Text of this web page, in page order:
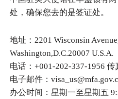
处，确保您去的是签证处。
地址：2201 Wisconsin
Washington,D.C.20007 U.S.A.
电话：+001-202-337-1956
电子邮件：
办公时间：星期一至星期五